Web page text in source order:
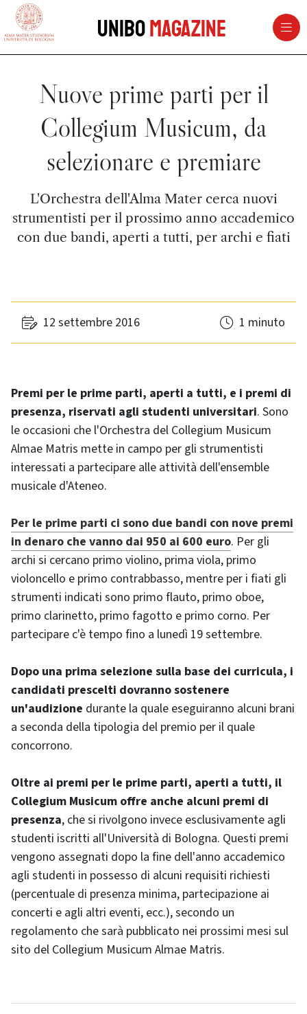
vai al contenuto della pagina
UniboMagazine
Nuove prime parti per il
Collegium Musicum, da
selezionare e premiare
L'Orchestra dell'Alma Mater cerca nuovi
strumentisti per il prossimo anno accademico
con due bandi, aperti a tutti, per archi e fiati
12 settembre 2016 1 minuto
Premi per le prime parti, aperti a tutti, e i premi di
presenza, riservati agli studenti universitari. Sono
le occasioni che l'Orchestra del Collegium Musicum
Almae Matris mette in campo per gli strumentisti
interessati a partecipare alle attività dell'ensemble
musicale d'Ateneo.
Per le prime parti ci sono due bandi con nove premi
in denaro che vanno dai 950 ai 600 euro. Per gli
archi si cercano primo violino, prima viola, primo
violoncello e primo contrabbasso, mentre per i fiati gli
strumenti indicati sono primo flauto, primo oboe,
primo clarinetto, primo fagotto e primo corno. Per
partecipare c'è tempo fino a lunedì 19 settembre.
Dopo una prima selezione sulla base dei curricula, i
candidati prescelti dovranno sostenere
un'audizione durante la quale eseguiranno alcuni brani
a seconda della tipologia del premio per il quale
concorrono.
Oltre ai premi per le prime parti, aperti a tutti, il
Collegium Musicum offre anche alcuni premi di
presenza, che si rivolgono invece esclusivamente agli
studenti iscritti all'Università di Bologna. Questi premi
vengono assegnati dopo la fine dell'anno accademico
agli studenti in possesso di alcuni requisiti richiesti
(percentuale di presenza minima, partecipazione ai
concerti e agli altri eventi, ecc.), secondo un
regolamento che sarà pubblicato nei prossimi mesi sul
sito del Collegium Musicum Almae Matris.